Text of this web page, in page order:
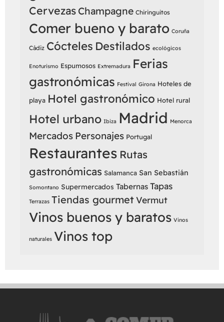
Cervezas Champagne Chiringuitos
Comer bueno y barato Coruña
Cádiz Cócteles Destilados ecológicos
Enoturismo Espumosos Extremadura Ferias
gastronómicas Festival Girona Hoteles de
playa Hotel gastronómico Hotel rural
Hotel urbano Ibiza Madrid Menorca
Mercados Personajes Portugal
Restaurantes Rutas
gastronómicas Salamanca San Sebastián
Somontano Supermercados Tabernas Tapas
Terrazas Tiendas gourmetVermut
Vinos buenos y baratos Vinos
naturales Vinos top